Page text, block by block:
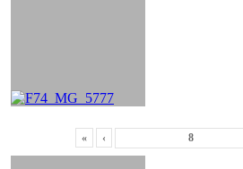
« ‹